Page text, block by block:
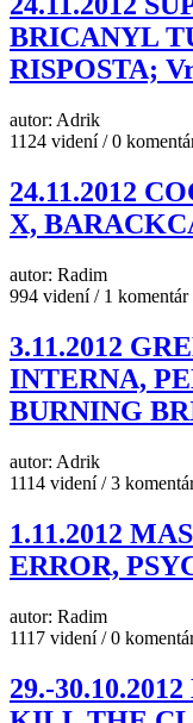
BRICANYL
RISPOSTA;
autor: Adrik
1124 videní / 0
24.11.2012
X,
autor: Radim
994 videní / 1 komentár
3.11.2012
INTERNA,
BURNING
autor: Adrik
1114 videní / 3
1.11.2012
ERROR,
autor: Radim
1117 videní / 0
29.-